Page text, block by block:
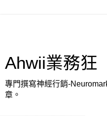
Ahwii業務狂
專門撰寫神經行銷-
章。